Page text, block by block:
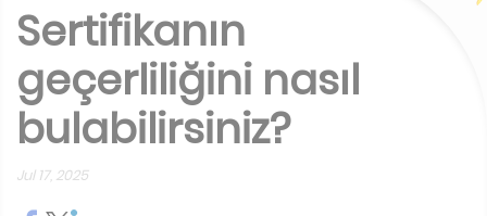
Sertifikanın
geçerliliğini nasıl
bulabilirsiniz?
Jul 17, 2025